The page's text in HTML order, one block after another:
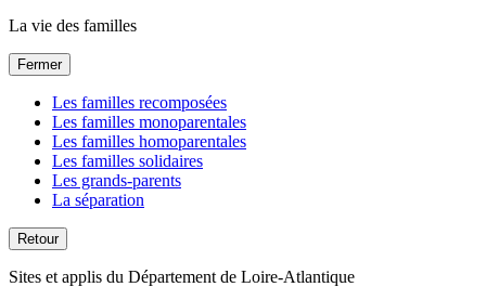
La vie des familles
Fermer
Les familles recomposées
Les familles monoparentales
Les familles homoparentales
Les familles solidaires
Les grands-parents
La séparation
Retour
Sites et applis du Département de Loire-Atlantique